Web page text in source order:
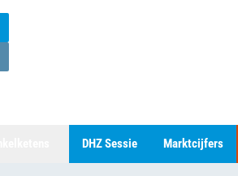
DHZ Sessie Marktcijfers